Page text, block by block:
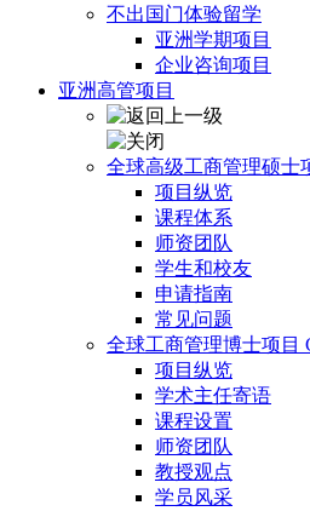
不出国门体验留学
亚洲学期项目
企业咨询项目
亚洲高管项目
全球高级工商管理硕士
项目纵览
课程体系
师资团队
学生和校友
申请指南
常见问题
全球工商管理博士项目
项目纵览
学术主任寄语
课程设置
师资团队
教授观点
学员风采